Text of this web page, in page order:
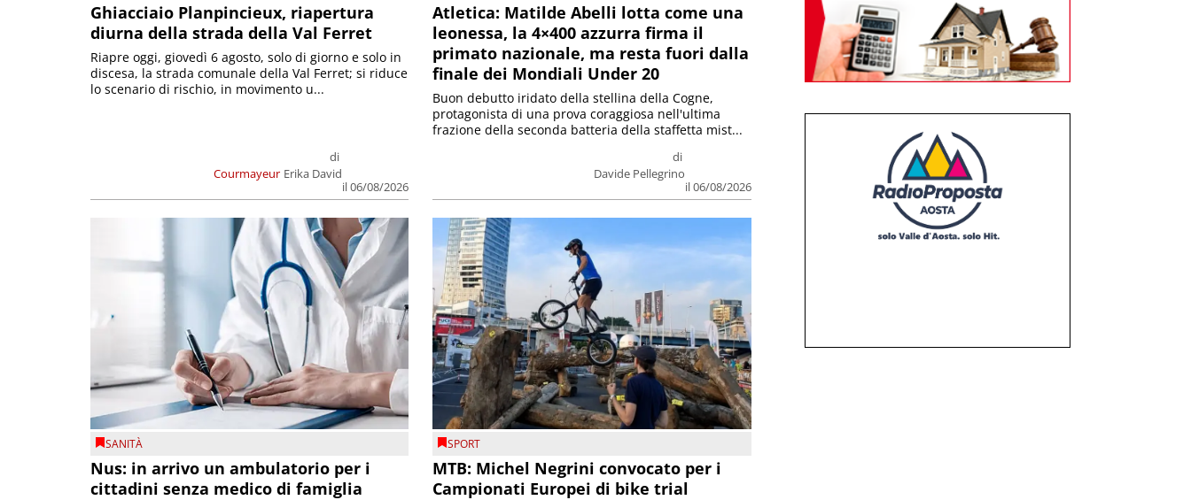
Ghiacciaio Planpincieux, riapertura
diurna della strada della Val Ferret
Courmayeur
di
Erika David
il 06/08/2026
Riapre oggi, giovedì 6 agosto, solo di giorno e solo in
discesa, la strada comunale della Val Ferret; si riduce
lo scenario di rischio, in movimento u...
Atletica: Matilde Abelli lotta come una
leonessa, la 4×400 azzurra firma il
primato nazionale, ma resta fuori dalla
finale dei Mondiali Under 20
di
Davide Pellegrino
il 06/08/2026
Buon debutto iridato della stellina della Cogne,
protagonista di una prova coraggiosa nell'ultima
frazione della seconda batteria della staffetta mist...
SANITÀ
Nus: in arrivo un ambulatorio per i
cittadini senza medico di famiglia
SPORT
MTB: Michel Negrini convocato per i
Campionati Europei di bike trial